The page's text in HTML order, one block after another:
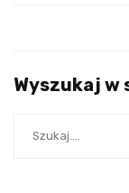
Wyszukaj w